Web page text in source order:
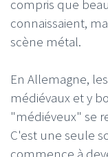
compris que
connaissaient,
scène métal.
En Allemagne,
médiévaux et y
"médiéveux" se
C'est une seule
commence à